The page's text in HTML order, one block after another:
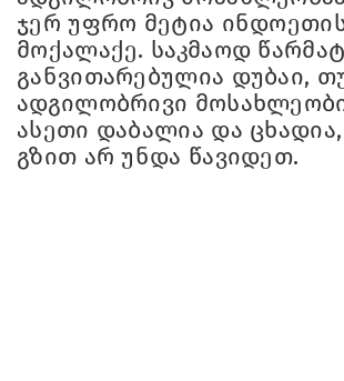
ჯერ უფრო მეტია
მოქალაქე. საკმაოდ
განვითარებულია დუბაი,
ადგილობრივი
ასეთი დაბალია და ცხადია,
გზით არ უნდა წავიდეთ.